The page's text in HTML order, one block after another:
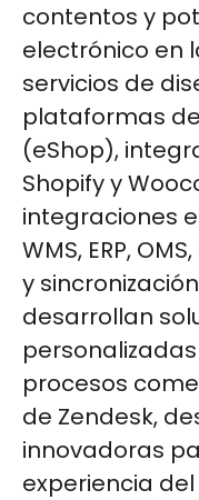
contentos y
electrónico en
servicios de
plataformas
(eShop),
Shopify y
integraciones
WMS, ERP,
y
desarrollan
procesos
de Zendesk,
innovadoras
experiencia